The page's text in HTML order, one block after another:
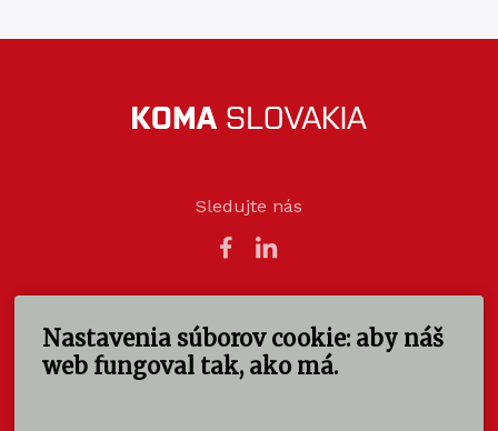
Nastavenia súborov cookie: aby náš
web fungoval tak, ako má.
Sledujte nás
KOMA SLOVAKIA s.r.o.
Štúrova 140
949 01 Nitra - Mlynárce